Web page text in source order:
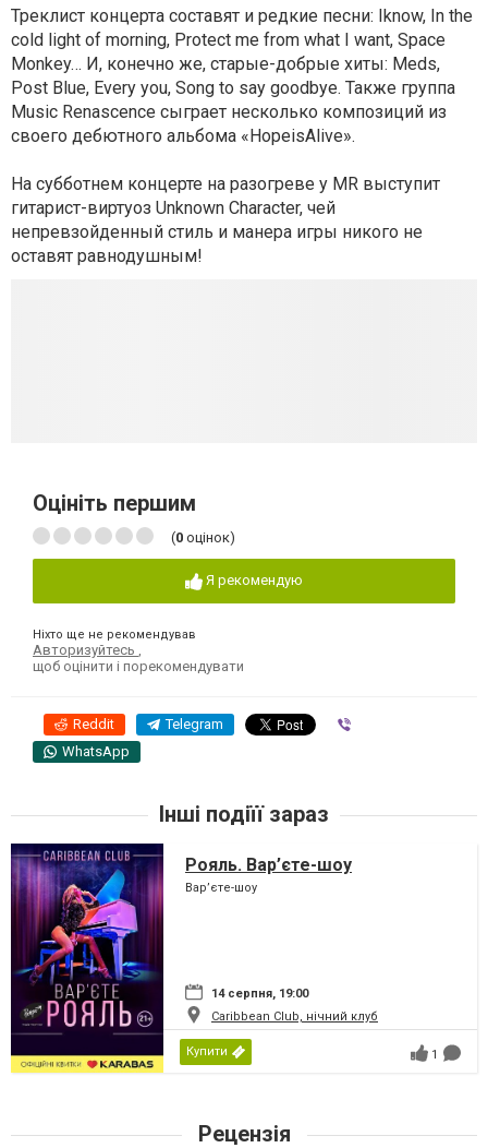
Треклист концерта составят и редкие песни: Iknow, In the
cold light of morning, Protect me from what I want, Space
Monkey… И, конечно же, старые-добрые хиты: Meds,
Post Blue, Every you, Song to say goodbye. Также группа
Music Renascence сыграет несколько композиций из
своего дебютного альбома «HopeisAlive».
На субботнем концерте на разогреве у MR выступит
гитарист-виртуоз Unknown Character, чей
непревзойденный стиль и манера игры никого не
оставят равнодушным!
Оцініть першим
(0 оцінок)
Я рекомендую
Ніхто ще не рекомендував
Авторизуйтесь
щоб оцінити і порекомендувати
Reddit Telegram
WhatsApp
Інші подіїї зараз
Рояль. Вар’єте-шоу
Вар’єте-шоу
14 серпня, 19:00
Caribbean Club, нічний клуб
Купити 1
Рецензія